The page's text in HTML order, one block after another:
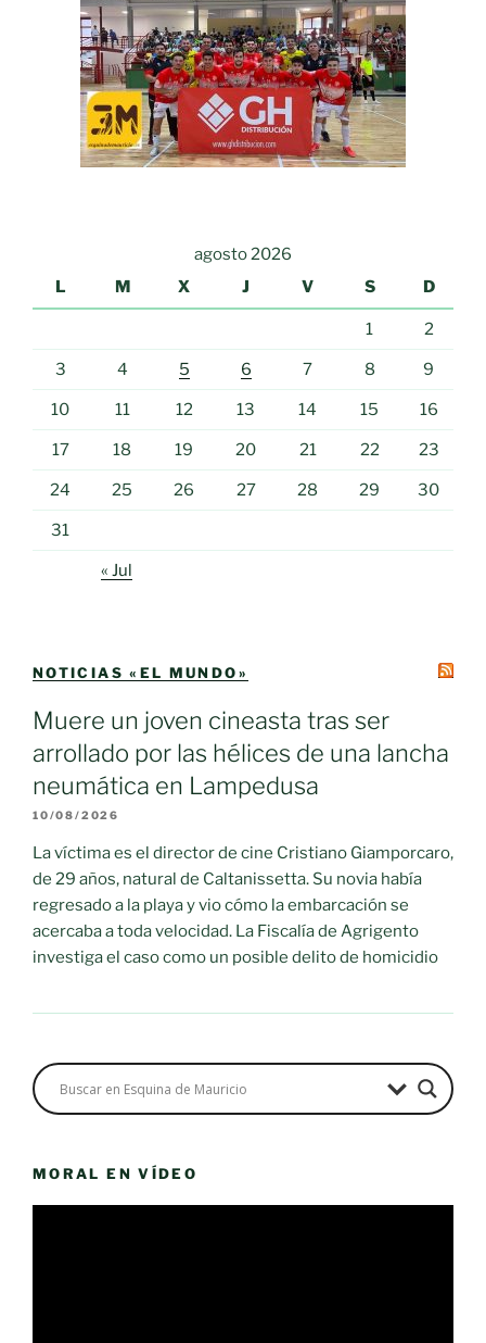
agosto 2026
L
M X J V S D
1 2
3 4 5 6 7 8 9
10 11 12 13 14 15 16
17 18 19 20 21 22 23
24 25 26 27 28 29 30
31
« Jul
NOTICIAS «EL MUNDO»
Muere un joven cineasta tras ser
arrollado por las hélices de una lancha
neumática en Lampedusa
10/08/2026
La víctima es el director de cine Cristiano Giamporcaro,
de 29 años, natural de Caltanissetta. Su novia había
regresado a la playa y vio cómo la embarcación se
acercaba a toda velocidad. La Fiscalía de Agrigento
investiga el caso como un posible delito de homicidio
MORAL EN VÍDEO